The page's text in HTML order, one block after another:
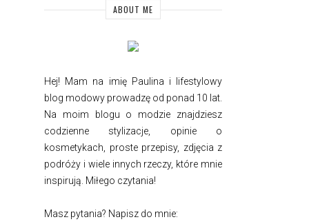
ABOUT ME
Hej! Mam na imię Paulina i
lifestylowy
blog modowy prowadzę od ponad 10 lat.
Na moim blogu o modzie znajdziesz
codzienne stylizacje, opinie o
kosmetykach, proste przepisy, zdjęcia z
podróży i wiele innych rzeczy, które mnie
inspirują. Miłego czytania!
Masz pytania? Napisz do mnie: